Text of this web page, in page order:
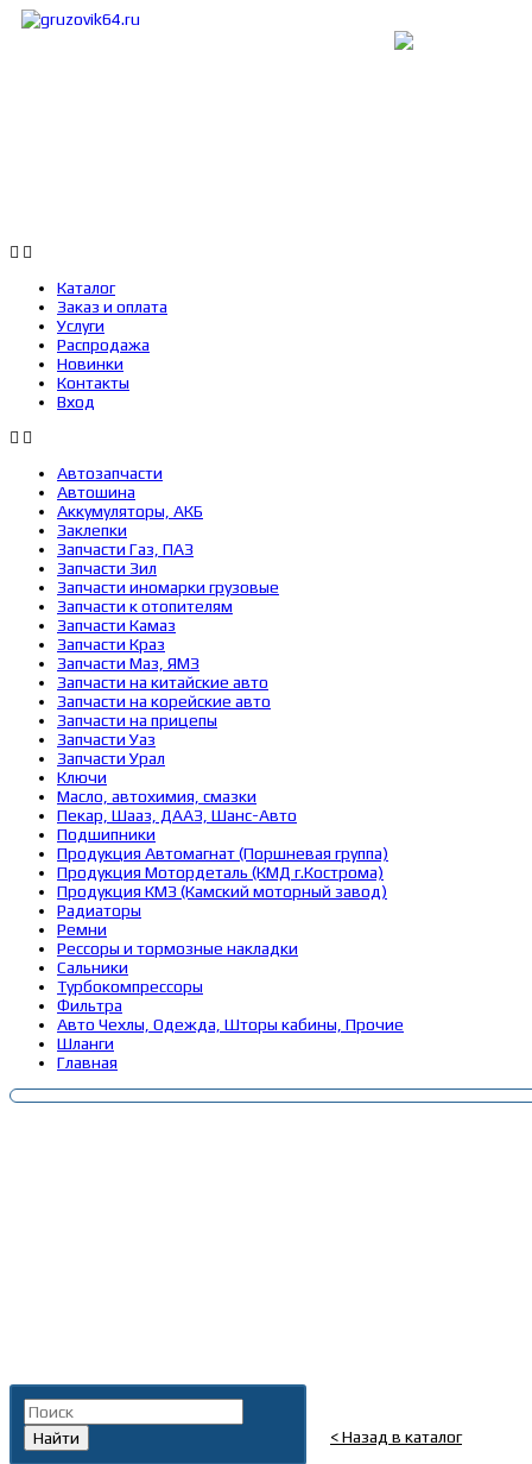
Каталог
Заказ и оплата
Услуги
Распродажа
Новинки
Контакты
Вход
Автозапчасти
Автошина
Аккумуляторы, АКБ
Заклепки
Запчасти Газ, ПАЗ
Запчасти Зил
Запчасти иномарки грузовые
Запчасти к отопителям
Запчасти Камаз
Запчасти Краз
Запчасти Маз, ЯМЗ
Запчасти на китайские авто
Запчасти на корейские авто
Запчасти на прицепы
Запчасти Уаз
Запчасти Урал
Ключи
Масло, автохимия, смазки
Пекар, Шааз, ДААЗ, Шанс-Авто
Подшипники
Продукция Автомагнат (Поршневая группа)
Продукция Мотордеталь (КМД г.Кострома)
Продукция КМЗ (Камский моторный завод)
Радиаторы
Ремни
Рессоры и тормозные накладки
Сальники
Турбокомпрессоры
Фильтра
Авто Чехлы, Одежда, Шторы кабины, Прочие
Шланги
Главная
< Назад в каталог
Найти